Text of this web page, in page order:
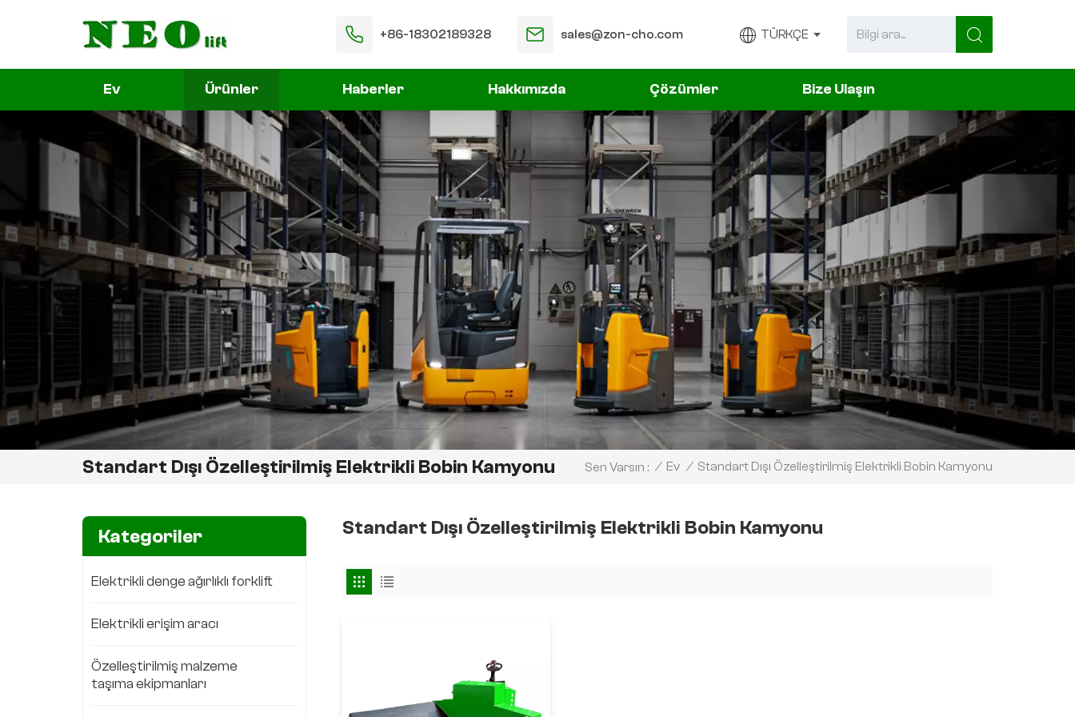
+86-18302189328 sales@zon-cho.com TÜRKÇE
Ev Ürünler Haberler Hakkımızda Çözümler Bize Ulaşın
Standart Dışı Özelleştirilmiş Elektrikli Bobin Kamyonu Sen Varsın : / Ev / Standart Dışı Özelleştirilmiş Elektrikli Bobin Kamyonu
Standart Dışı Özelleştirilmiş Elektrikli Bobin Kamyonu
Kategoriler
Elektrikli denge ağırlıklı forklift
Elektrikli erişim aracı
Özelleştirilmiş malzeme
taşıma ekipmanları